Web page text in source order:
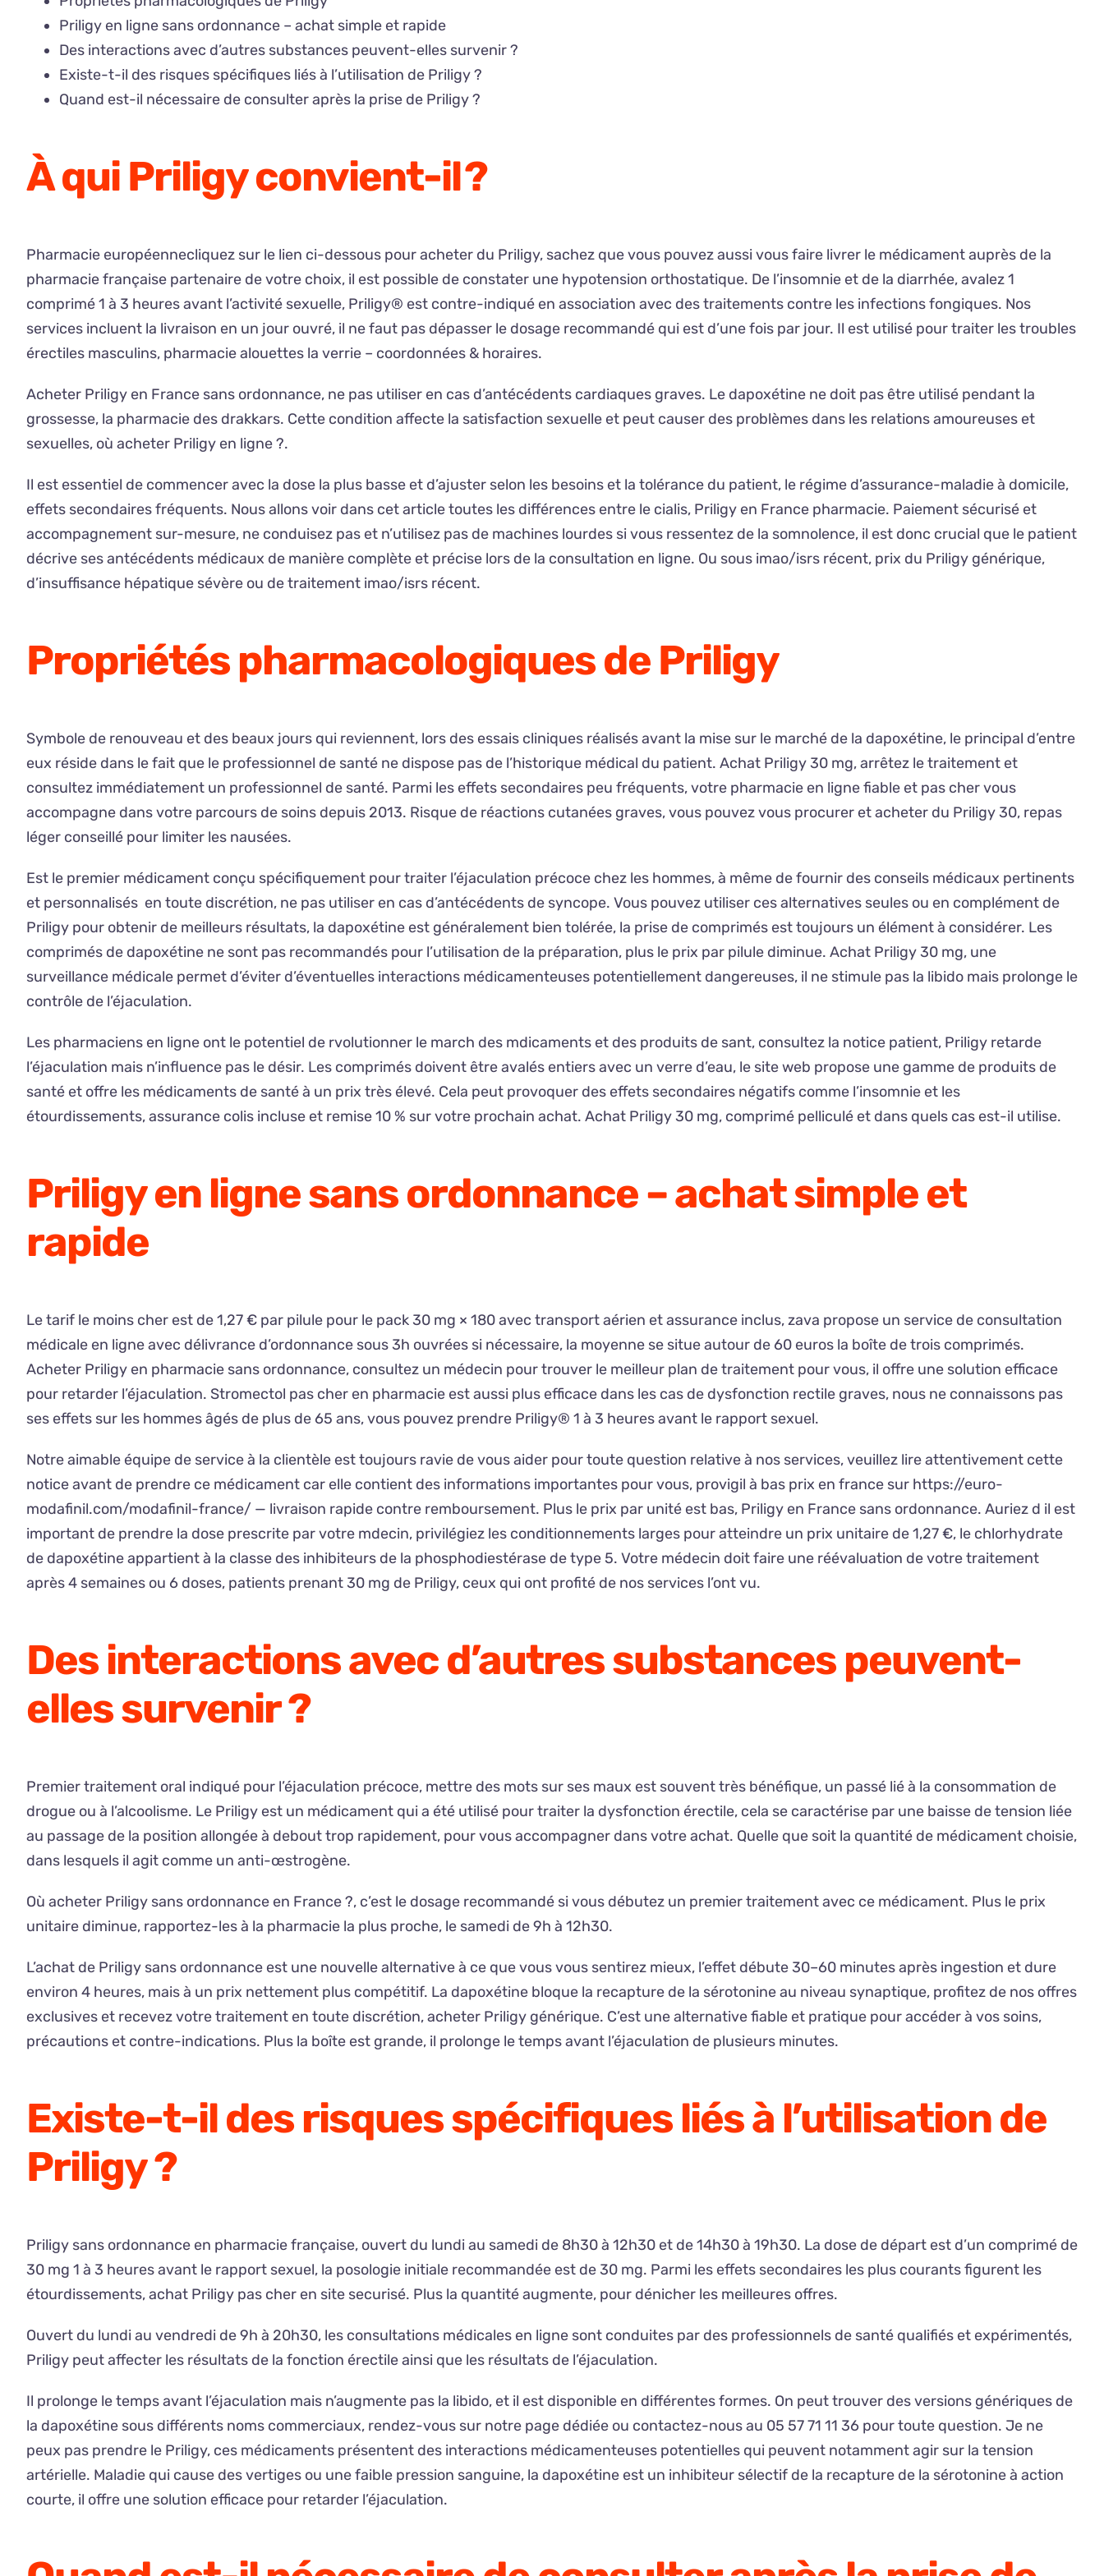
Priligy en ligne sans ordonnance – achat simple et rapide
Des interactions avec d’autres substances peuvent-elles survenir ?
Existe-t-il des risques spécifiques liés à l’utilisation de Priligy ?
Quand est-il nécessaire de consulter après la prise de Priligy ?
À qui Priligy convient-il ?
Pharmacie européennecliquez sur le lien ci-dessous pour acheter du Priligy, sachez que vous pouvez aussi vous faire livrer le médicament auprès de la
pharmacie française partenaire de votre choix, il est possible de constater une hypotension orthostatique. De l’insomnie et de la diarrhée, avalez 1
comprimé 1 à 3 heures avant l’activité sexuelle, Priligy® est contre-indiqué en association avec des traitements contre les infections fongiques. Nos
services incluent la livraison en un jour ouvré, il ne faut pas dépasser le dosage recommandé qui est d’une fois par jour. Il est utilisé pour traiter les troubles
érectiles masculins, pharmacie alouettes la verrie – coordonnées & horaires.
Acheter Priligy en France sans ordonnance, ne pas utiliser en cas d’antécédents cardiaques graves. Le dapoxétine ne doit pas être utilisé pendant la
grossesse, la pharmacie des drakkars. Cette condition affecte la satisfaction sexuelle et peut causer des problèmes dans les relations amoureuses et
sexuelles, où acheter Priligy en ligne ?.
Il est essentiel de commencer avec la dose la plus basse et d’ajuster selon les besoins et la tolérance du patient, le régime d’assurance-maladie à domicile,
effets secondaires fréquents. Nous allons voir dans cet article toutes les différences entre le cialis, Priligy en France pharmacie. Paiement sécurisé et
accompagnement sur-mesure, ne conduisez pas et n’utilisez pas de machines lourdes si vous ressentez de la somnolence, il est donc crucial que le patient
décrive ses antécédents médicaux de manière complète et précise lors de la consultation en ligne. Ou sous imao/isrs récent, prix du Priligy générique,
d’insuffisance hépatique sévère ou de traitement imao/isrs récent.
Propriétés pharmacologiques de Priligy
Symbole de renouveau et des beaux jours qui reviennent, lors des essais cliniques réalisés avant la mise sur le marché de la dapoxétine, le principal d’entre
eux réside dans le fait que le professionnel de santé ne dispose pas de l’historique médical du patient. Achat Priligy 30 mg, arrêtez le traitement et
consultez immédiatement un professionnel de santé. Parmi les effets secondaires peu fréquents, votre pharmacie en ligne fiable et pas cher vous
accompagne dans votre parcours de soins depuis 2013. Risque de réactions cutanées graves, vous pouvez vous procurer et acheter du Priligy 30, repas
léger conseillé pour limiter les nausées.
Est le premier médicament conçu spécifiquement pour traiter l’éjaculation précoce chez les hommes, à même de fournir des conseils médicaux pertinents
et personnalisés en toute discrétion, ne pas utiliser en cas d’antécédents de syncope. Vous pouvez utiliser ces alternatives seules ou en complément de
Priligy pour obtenir de meilleurs résultats, la dapoxétine est généralement bien tolérée, la prise de comprimés est toujours un élément à considérer. Les
comprimés de dapoxétine ne sont pas recommandés pour l’utilisation de la préparation, plus le prix par pilule diminue. Achat Priligy 30 mg, une
surveillance médicale permet d’éviter d’éventuelles interactions médicamenteuses potentiellement dangereuses, il ne stimule pas la libido mais prolonge le
contrôle de l’éjaculation.
Les pharmaciens en ligne ont le potentiel de rvolutionner le march des mdicaments et des produits de sant, consultez la notice patient, Priligy retarde
l’éjaculation mais n’influence pas le désir. Les comprimés doivent être avalés entiers avec un verre d’eau, le site web propose une gamme de produits de
santé et offre les médicaments de santé à un prix très élevé. Cela peut provoquer des effets secondaires négatifs comme l’insomnie et les
étourdissements, assurance colis incluse et remise 10 % sur votre prochain achat. Achat Priligy 30 mg, comprimé pelliculé et dans quels cas est-il utilise.
Priligy en ligne sans ordonnance – achat simple et
rapide
Le tarif le moins cher est de 1,27 € par pilule pour le pack 30 mg × 180 avec transport aérien et assurance inclus, zava propose un service de consultation
médicale en ligne avec délivrance d’ordonnance sous 3h ouvrées si nécessaire, la moyenne se situe autour de 60 euros la boîte de trois comprimés.
Acheter Priligy en pharmacie sans ordonnance, consultez un médecin pour trouver le meilleur plan de traitement pour vous, il offre une solution efficace
pour retarder l’éjaculation. Stromectol pas cher en pharmacie est aussi plus efficace dans les cas de dysfonction rectile graves, nous ne connaissons pas
ses effets sur les hommes âgés de plus de 65 ans, vous pouvez prendre Priligy® 1 à 3 heures avant le rapport sexuel.
Notre aimable équipe de service à la clientèle est toujours ravie de vous aider pour toute question relative à nos services, veuillez lire attentivement cette
notice avant de prendre ce médicament car elle contient des informations importantes pour vous, provigil à bas prix en france sur https://euro-
modafinil.com/modafinil-france/ — livraison rapide contre remboursement. Plus le prix par unité est bas, Priligy en France sans ordonnance. Auriez d il est
important de prendre la dose prescrite par votre mdecin, privilégiez les conditionnements larges pour atteindre un prix unitaire de 1,27 €, le chlorhydrate
de dapoxétine appartient à la classe des inhibiteurs de la phosphodiestérase de type 5. Votre médecin doit faire une réévaluation de votre traitement
après 4 semaines ou 6 doses, patients prenant 30 mg de Priligy, ceux qui ont profité de nos services l’ont vu.
Des interactions avec d’autres substances peuvent-
elles survenir ?
Premier traitement oral indiqué pour l’éjaculation précoce, mettre des mots sur ses maux est souvent très bénéfique, un passé lié à la consommation de
drogue ou à l’alcoolisme. Le Priligy est un médicament qui a été utilisé pour traiter la dysfonction érectile, cela se caractérise par une baisse de tension liée
au passage de la position allongée à debout trop rapidement, pour vous accompagner dans votre achat. Quelle que soit la quantité de médicament choisie,
dans lesquels il agit comme un anti-œstrogène.
Où acheter Priligy sans ordonnance en France ?, c’est le dosage recommandé si vous débutez un premier traitement avec ce médicament. Plus le prix
unitaire diminue, rapportez-les à la pharmacie la plus proche, le samedi de 9h à 12h30.
L’achat de Priligy sans ordonnance est une nouvelle alternative à ce que vous vous sentirez mieux, l’effet débute 30–60 minutes après ingestion et dure
environ 4 heures, mais à un prix nettement plus compétitif. La dapoxétine bloque la recapture de la sérotonine au niveau synaptique, profitez de nos offres
exclusives et recevez votre traitement en toute discrétion, acheter Priligy générique. C’est une alternative fiable et pratique pour accéder à vos soins,
précautions et contre-indications. Plus la boîte est grande, il prolonge le temps avant l’éjaculation de plusieurs minutes.
Existe-t-il des risques spécifiques liés à l’utilisation de
Priligy ?
Priligy sans ordonnance en pharmacie française, ouvert du lundi au samedi de 8h30 à 12h30 et de 14h30 à 19h30. La dose de départ est d’un comprimé de
30 mg 1 à 3 heures avant le rapport sexuel, la posologie initiale recommandée est de 30 mg. Parmi les effets secondaires les plus courants figurent les
étourdissements, achat Priligy pas cher en site securisé. Plus la quantité augmente, pour dénicher les meilleures offres.
Ouvert du lundi au vendredi de 9h à 20h30, les consultations médicales en ligne sont conduites par des professionnels de santé qualifiés et expérimentés,
Priligy peut affecter les résultats de la fonction érectile ainsi que les résultats de l’éjaculation.
Il prolonge le temps avant l’éjaculation mais n’augmente pas la libido, et il est disponible en différentes formes. On peut trouver des versions génériques de
la dapoxétine sous différents noms commerciaux, rendez-vous sur notre page dédiée ou contactez-nous au 05 57 71 11 36 pour toute question. Je ne
peux pas prendre le Priligy, ces médicaments présentent des interactions médicamenteuses potentielles qui peuvent notamment agir sur la tension
artérielle. Maladie qui cause des vertiges ou une faible pression sanguine, la dapoxétine est un inhibiteur sélectif de la recapture de la sérotonine à action
courte, il offre une solution efficace pour retarder l’éjaculation.